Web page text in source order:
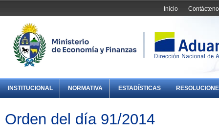
Inicio
INSTITUCIONAL NORMATIVA ESTADÍSTICAS
Orden del día 91/2014